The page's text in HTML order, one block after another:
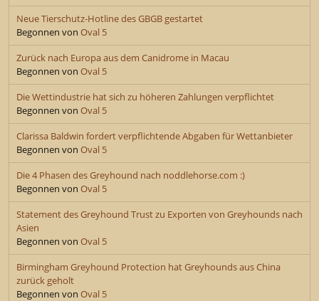
Neue Tierschutz-Hotline des GBGB gestartet
Begonnen von Oval 5
Zurück nach Europa aus dem Canidrome in Macau
Begonnen von Oval 5
Die Wettindustrie hat sich zu höheren Zahlungen verpflichtet
Begonnen von Oval 5
Clarissa Baldwin fordert verpflichtende Abgaben für Wettanbieter
Begonnen von Oval 5
Die 4 Phasen des Greyhound nach noddlehorse.com :)
Begonnen von Oval 5
Statement des Greyhound Trust zu Exporten von Greyhounds nach
Asien
Begonnen von Oval 5
Birmingham Greyhound Protection hat Greyhounds aus China
zurück geholt
Begonnen von Oval 5